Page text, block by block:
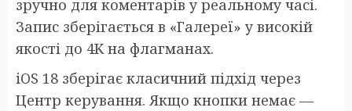
зручно для коментарів у реальному часі.
Запис зберігається в «Галереї» у високій
якості до 4K на флагманах.
iOS 18 зберігає класичний підхід через
Центр керування. Якщо кнопки немає —